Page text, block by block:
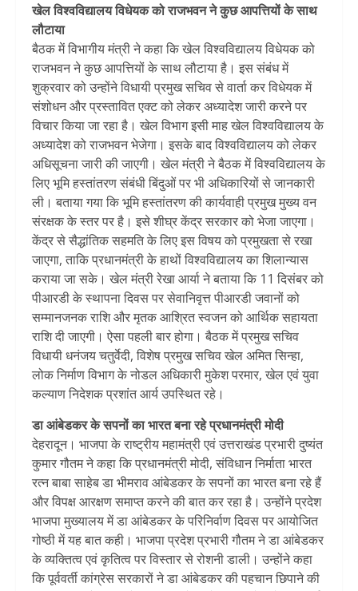
खेल विश्वविद्यालय विधेयक को राजभवन ने कुछ आपत्तियों के साथ
लौटाया
बैठक में विभागीय मंत्री ने कहा कि खेल विश्वविद्यालय विधेयक को
राजभवन ने कुछ आपत्तियों के साथ लौटाया है। इस संबंध में
शुक्रवार को उन्होंने विधायी प्रमुख सचिव से वार्ता कर विधेयक में
संशोधन और प्रस्तावित एक्ट को लेकर अध्यादेश जारी करने पर
विचार किया जा रहा है। खेल विभाग इसी माह खेल विश्वविद्यालय के
अध्यादेश को राजभवन भेजेगा। इसके बाद विश्वविद्यालय को लेकर
अधिसूचना जारी की जाएगी। खेल मंत्री ने बैठक में विश्वविद्यालय के
लिए भूमि हस्तांतरण संबंधी बिंदुओं पर भी अधिकारियों से जानकारी
ली। बताया गया कि भूमि हस्तांतरण की कार्यवाही प्रमुख मुख्य वन
संरक्षक के स्तर पर है। इसे शीघ्र केंद्र सरकार को भेजा जाएगा।
केंद्र से सैद्धांतिक सहमति के लिए इस विषय को प्रमुखता से रखा
जाएगा, ताकि प्रधानमंत्री के हाथों विश्वविद्यालय का शिलान्यास
कराया जा सके। खेल मंत्री रेखा आर्या ने बताया कि 11 दिसंबर को
पीआरडी के स्थापना दिवस पर सेवानिवृत्त पीआरडी जवानों को
सम्मानजनक राशि और मृतक आश्रित स्वजन को आर्थिक सहायता
राशि दी जाएगी। ऐसा पहली बार होगा। बैठक में प्रमुख सचिव
विधायी धनंजय चतुर्वेदी, विशेष प्रमुख सचिव खेल अमित सिन्हा,
लोक निर्माण विभाग के नोडल अधिकारी मुकेश परमार, खेल एवं युवा
कल्याण निदेशक प्रशांत आर्य उपस्थित रहे।
डा आंबेडकर के सपनों का भारत बना रहे प्रधानमंत्री मोदी
देहरादून। भाजपा के राष्ट्रीय महामंत्री एवं उत्तराखंड प्रभारी दुष्यंत
कुमार गौतम ने कहा कि प्रधानमंत्री मोदी, संविधान निर्माता भारत
रत्न बाबा साहेब डा भीमराव आंबेडकर के सपनों का भारत बना रहे हैं
और विपक्ष आरक्षण समाप्त करने की बात कर रहा है। उन्होंने प्रदेश
भाजपा मुख्यालय में डा आंबेडकर के परिनिर्वाण दिवस पर आयोजित
गोष्ठी में यह बात कही। भाजपा प्रदेश प्रभारी गौतम ने डा आंबेडकर
के व्यक्तित्व एवं कृतित्व पर विस्तार से रोशनी डाली। उन्होंने कहा
कि पूर्ववर्ती कांग्रेस सरकारों ने डा आंबेडकर की पहचान छिपाने की